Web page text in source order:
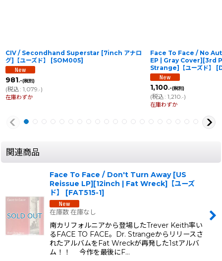
CIV / Secondhand Superstar [7inch アナロ
グ]【ユーズド】
[SOM005]
981.-(税別)
(税込: 1,079 .-)
在庫わずか
Face To Face / No
EP | Gray Cover][3rd
Strange]【ユーズド】
[
1,100.-(税別)
(税込: 1,210 .-)
在庫わずか
関連商品
Face To Face / Don't Turn Away [US
Reissue LP][12inch | Fat Wreck]【ユーズ
ド】
[FAT515-1]
在庫数 在庫なし
南カリフォルニアから登場したTrever Keith率い
るFACE TO FACE。Dr. Strangeからリリースさ
れたアルバムをFat Wreckが再発した1stアルバ
ム！！ 今作を最後にF…